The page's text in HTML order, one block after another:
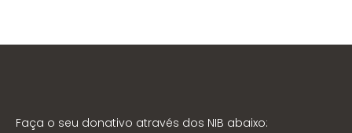
Faça o seu donativo através dos NIB abaixo: